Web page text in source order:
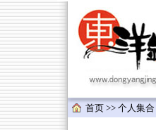
首页 >> 个人集合